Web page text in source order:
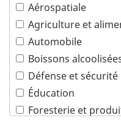
Aérospatiale
Agriculture et
Automobile
Boissons
Défense et sécurité
Éducation
Foresterie et